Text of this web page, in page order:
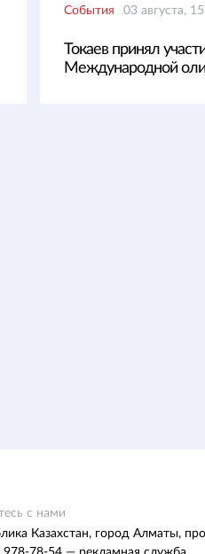
События 03 августа,
Токаев принял
Международной
с нами
Казахстан, город Алматы,